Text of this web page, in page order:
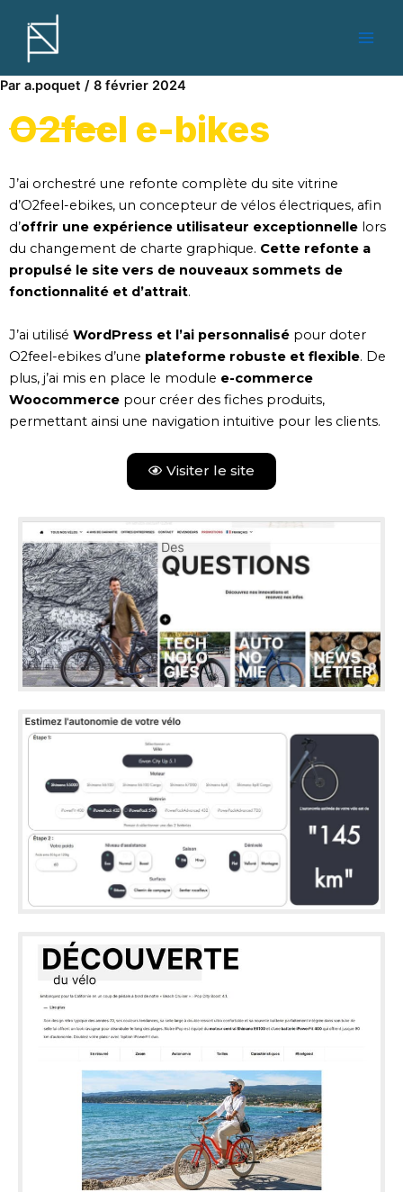
contenu
Par a.poquet / 8 février 2024
O2feel e-bikes
J’ai orchestré une refonte complète du site vitrine
d’O2feel-ebikes, un concepteur de vélos électriques, afin
d’offrir une expérience utilisateur exceptionnelle lors
du changement de charte graphique. Cette refonte a
propulsé le site vers de nouveaux sommets de
fonctionnalité et d’attrait.
J’ai utilisé WordPress et l’ai personnalisé pour doter
O2feel-ebikes d’une plateforme robuste et flexible. De
plus, j’ai mis en place le module e-commerce
Woocommerce pour créer des fiches produits,
permettant ainsi une navigation intuitive pour les clients.
Visiter le site
articles